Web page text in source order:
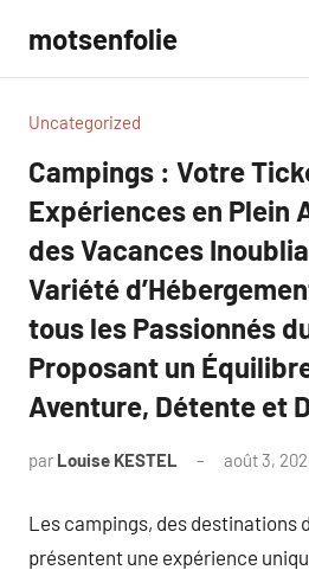
contenu
motsenfolie
Uncategorized
Campings : Votre
Expériences en Plein
des Vacances
Variété
tous les Passionnés
Proposant un
Aventure, Détente et
par Louise KESTEL août 3,
Les campings, des destinations
présentent une expérience